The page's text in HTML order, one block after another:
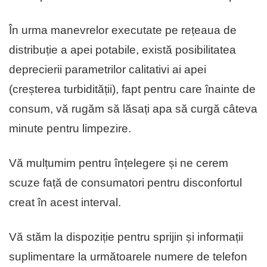
În urma manevrelor executate pe rețeaua de
distribuție a apei potabile, există posibilitatea
deprecierii parametrilor calitativi ai apei
(creșterea turbidității), fapt pentru care înainte de
consum, vă rugăm să lăsați apa să curgă câteva
minute pentru limpezire.
Vă mulțumim pentru înțelegere și ne cerem
scuze față de consumatori pentru disconfortul
creat în acest interval.
Vă stăm la dispoziție pentru sprijin și informații
suplimentare la următoarele numere de telefon